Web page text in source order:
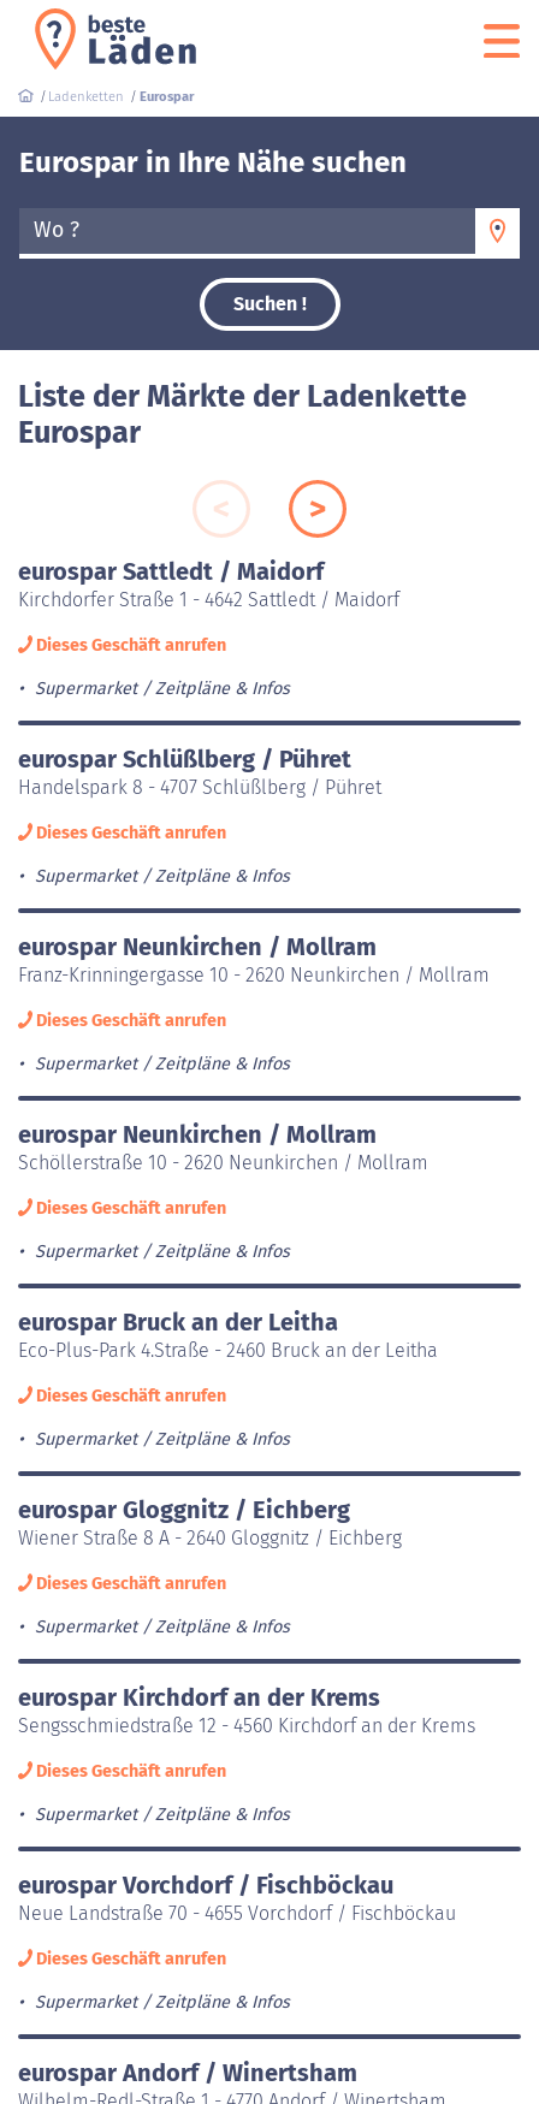
Ladenketten Eurospar
Eurospar in Ihre Nähe suchen
Wo ?
Suchen !
Liste der Märkte der Ladenkette
Eurospar
eurospar Sattledt / Maidorf
Kirchdorfer Straße 1 - 4642 Sattledt / Maidorf
Dieses Geschäft anrufen
Supermarket Zeitpläne & Infos
eurospar Schlüßlberg / Pühret
Handelspark 8 - 4707 Schlüßlberg / Pühret
Dieses Geschäft anrufen
Supermarket Zeitpläne & Infos
eurospar Neunkirchen / Mollram
Franz-Krinningergasse 10 - 2620 Neunkirchen / Mollram
Dieses Geschäft anrufen
Supermarket Zeitpläne & Infos
eurospar Neunkirchen / Mollram
Schöllerstraße 10 - 2620 Neunkirchen / Mollram
Dieses Geschäft anrufen
Supermarket Zeitpläne & Infos
eurospar Bruck an der Leitha
Eco-Plus-Park 4.Straße - 2460 Bruck an der Leitha
Dieses Geschäft anrufen
Supermarket Zeitpläne & Infos
eurospar Gloggnitz / Eichberg
Wiener Straße 8 A - 2640 Gloggnitz / Eichberg
Dieses Geschäft anrufen
Supermarket Zeitpläne & Infos
eurospar Kirchdorf an der Krems
Sengsschmiedstraße 12 - 4560 Kirchdorf an der Krems
Dieses Geschäft anrufen
Supermarket Zeitpläne & Infos
eurospar Vorchdorf / Fischböckau
Neue Landstraße 70 - 4655 Vorchdorf / Fischböckau
Dieses Geschäft anrufen
Supermarket Zeitpläne & Infos
eurospar Andorf / Winertsham